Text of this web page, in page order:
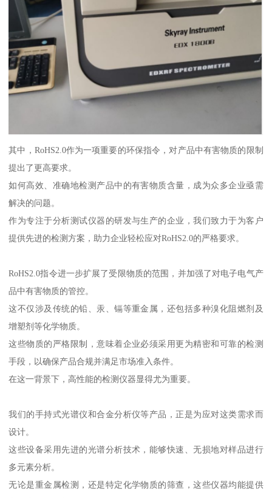
其中，RoHS2.0作为一项重要的环保指令，对产品中有害物质的限制
提出了更高要求。
如何高效、准确地检测产品中的有害物质含量，成为众多企业亟需
解决的问题。
作为专注于分析测试仪器的研发与生产的企业，我们致力于为客户
提供先进的检测方案，助力企业轻松应对RoHS2.0的严格要求。
RoHS2.0指令进一步扩展了受限物质的范围，并加强了对电子电气产
品中有害物质的管控。
这不仅涉及传统的铅、汞、镉等重金属，还包括多种溴化阻燃剂及
增塑剂等化学物质。
这些物质的严格限制，意味着企业必须采用更为精密和可靠的检测
手段，以确保产品合规并满足市场准入条件。
在这一背景下，高性能的检测仪器显得尤为重要。
我们的手持式光谱仪和合金分析仪等产品，正是为应对这类需求而
设计。
这些设备采用先进的光谱分析技术，能够快速、无损地对样品进行
多元素分析。
无论是重金属检测，还是特定化学物质的筛查，这些仪器均能提供